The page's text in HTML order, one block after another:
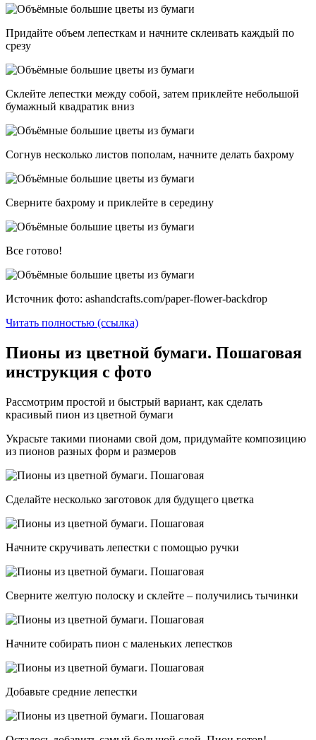
Придайте объем лепесткам и начните склеивать каждый по
срезу
Склейте лепестки между собой, затем приклейте небольшой
бумажный квадратик вниз
Согнув несколько листов пополам, начните делать бахрому
Сверните бахрому и приклейте в середину
Все готово!
Источник фото: ashandcrafts.com/paper-flower-backdrop
Читать полностью (ссылка)
Пионы из цветной бумаги. Пошаговая
инструкция с фото
Рассмотрим простой и быстрый вариант, как сделать
красивый пион из цветной бумаги
Украсьте такими пионами свой дом, придумайте композицию
из пионов разных форм и размеров
Сделайте несколько заготовок для будущего цветка
Начните скручивать лепестки с помощью ручки
Сверните желтую полоску и склейте – получились тычинки
Начните собирать пион с маленьких лепестков
Добавьте средние лепестки